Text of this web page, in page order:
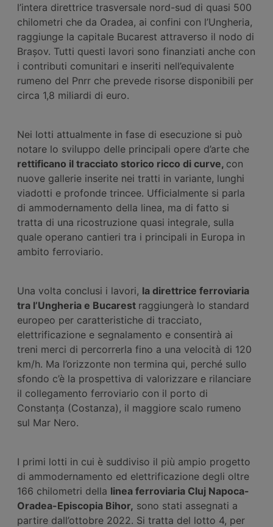
l’intera direttrice trasversale nord-sud di quasi 500
chilometri che da Oradea, ai confini con l’Ungheria,
raggiunge la capitale Bucarest attraverso il nodo di
Brașov. Tutti questi lavori sono finanziati anche con
i contributi comunitari e inseriti nell’equivalente
rumeno del Pnrr che prevede risorse disponibili per
circa 1,8 miliardi di euro.
Nei lotti attualmente in fase di esecuzione si può
notare lo sviluppo delle principali opere d’arte che
rettificano il tracciato storico ricco di curve, con
nuove gallerie inserite nei tratti in variante, lunghi
viadotti e profonde trincee. Ufficialmente si parla
di ammodernamento della linea, ma di fatto si
tratta di una ricostruzione quasi integrale, sulla
quale operano cantieri tra i principali in Europa in
ambito ferroviario.
Una volta conclusi i lavori, la direttrice ferroviaria
tra l’Ungheria e Bucarest raggiungerà lo standard
europeo per caratteristiche di tracciato,
elettrificazione e segnalamento e consentirà ai
treni merci di percorrerla fino a una velocità di 120
km/h. Ma l’orizzonte non termina qui, perché sullo
sfondo c’è la prospettiva di valorizzare e rilanciare
il collegamento ferroviario con il porto di
Constanța (Costanza), il maggiore scalo rumeno
sul Mar Nero.
I primi lotti in cui è suddiviso il più ampio progetto
di ammodernamento ed elettrificazione degli oltre
166 chilometri della linea ferroviaria Cluj Napoca-
Oradea-Episcopia Bihor, sono stati assegnati a
partire dall’ottobre 2022. Si tratta del lotto 4, per